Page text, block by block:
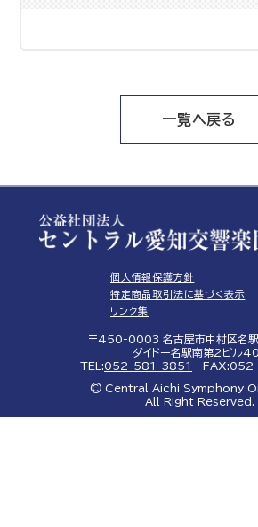
一覧へ戻る
個人情報保護方針
特定商品取引法に基づく表示
リンク集
〒450-0003 名古屋市中村区名
ダイドー名駅南第2ビル
TEL:052-581-3851
© Central Aichi Symphony
All Right Reserved.